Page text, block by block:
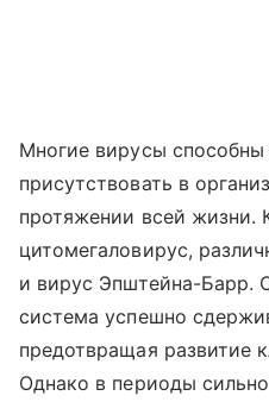
Многие вирусы
присутствовать в
протяжении всей жизни.
цитомегаловирус,
и вирус Эпштейна-Барр.
система успешно
предотвращая развитие
Однако в периоды